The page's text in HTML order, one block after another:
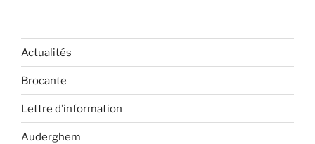
Actualités
Brocante
Lettre d’information
Auderghem